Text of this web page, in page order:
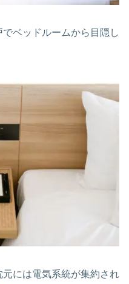
ベッドルームから目隠し
には電気系統が集約され